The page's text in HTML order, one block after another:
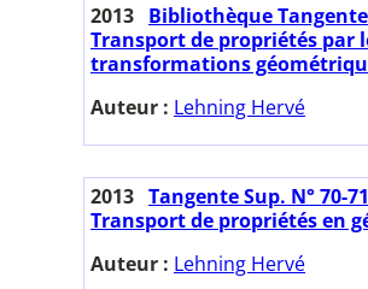
2013 Bibliothèque
Transport de propriétés par
transformations
Auteur : Lehning Hervé
2013 Tangente Sup. N° 70-
Transport de propriétés en
Auteur : Lehning Hervé